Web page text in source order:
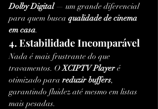
Dolby Digital — um grande diferencial
para quem busca qualidade de cinema
em casa.
4. Estabilidade Incomparável
Nada é mais frustrante do que
travamentos. O XCIPTV Player é
otimizado para reduzir buffers,
garantindo fluidez até mesmo em listas
mais pesadas.